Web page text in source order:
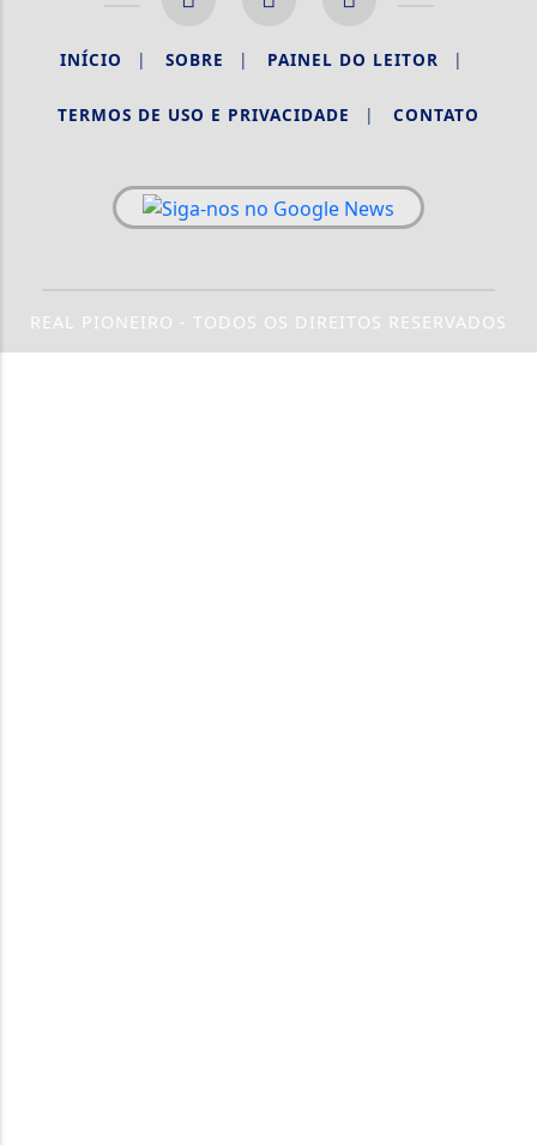
INÍCIO | SOBRE | PAINEL DO LEITOR |
TERMOS DE USO E PRIVACIDADE | CONTATO
REAL PIONEIRO - TODOS OS DIREITOS RESERVADOS